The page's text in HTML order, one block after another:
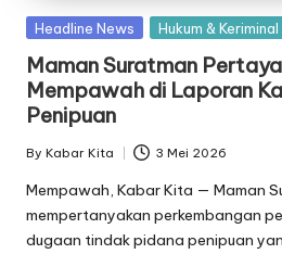
Posted
Headline News Hukum & Keriminal
Maman Suratman
Mempawah di Laporan
Penipuan
Posted
by
By Kabar Kita 3 Mei 2026
Mempawah, Kabar Kita — Maman
mempertanyakan perkembangan
dugaan tindak pidana penipuan